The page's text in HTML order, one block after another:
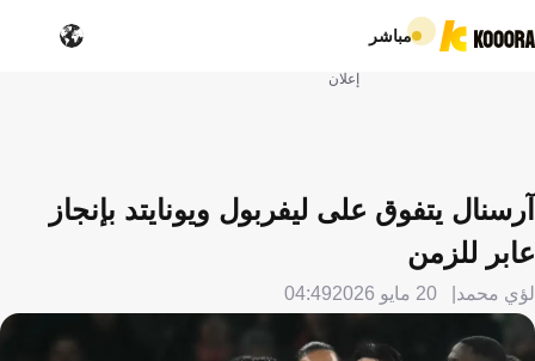
مباشر
إعلان
آرسنال يتفوق على ليفربول ويونايتد بإنجاز
عابر للزمن
لؤي محمد 20 مايو 2026 04:49